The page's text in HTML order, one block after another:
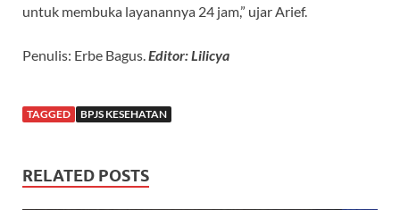
untuk membuka layanannya 24 jam,” ujar Arief.
Penulis: Erbe Bagus. Editor: Lilicya
TAGGED BPJS KESEHATAN
RELATED POSTS